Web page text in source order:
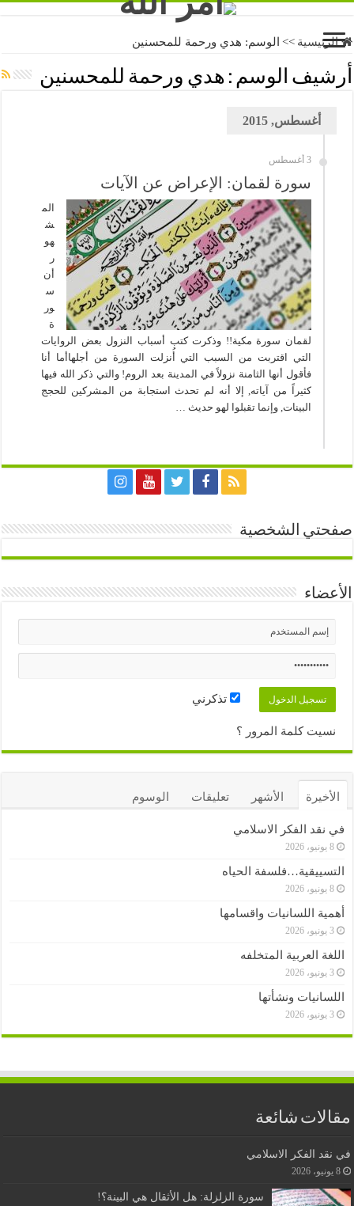
الرئيسية >> الوسم: هدي ورحمة للمحسنين
أرشيف الوسم : هدي ورحمة للمحسنين
أغسطس, 2015
3 أغسطس
سورة لقمان: الإعراض عن الآيات
الم
ش
هو
ر
أن
س
ور
ة
لقمان سورة مكية!! وذكرت كتب أسباب النزول بعض الروايات
التي اقتربت من السبب التي أُنزلت السورة من أجلهاأما أنا
فأقول أنها الثامنة نزولاً في المدينة بعد الروم! والتي ذكر الله فيها
كثيراً من آياته, إلا أنه لم تحدث استجابة من المشركين للحجج
البينات, وإنما تقبلوا لهو حديث …
صفحتي الشخصية
الأعضاء
تذكرني
نسيت كلمة المرور ؟
الأخيرة الأشهر تعليقات الوسوم
في نقد الفكر الاسلامي
8 يونيو، 2026
التسييقية…فلسفة الحياه
8 يونيو، 2026
أهمية اللسانيات واقسامها
3 يونيو، 2026
اللغة العربية المتخلفه
3 يونيو، 2026
اللسانيات ونشأتها
3 يونيو، 2026
مقالات شائعة
في نقد الفكر الاسلامي
8 يونيو، 2026
سورة الزلزلة: هل الأثقال هي البينة؟!